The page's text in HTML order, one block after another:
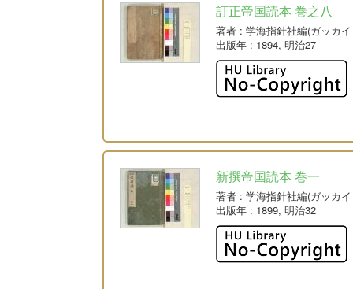
訂正帝国読本 巻之八
著者 : 学海指針社編(ガッカ
出版年 : 1894, 明治27
新撰帝国読本 巻一
著者 : 学海指針社編(ガッカ
出版年 : 1899, 明治32